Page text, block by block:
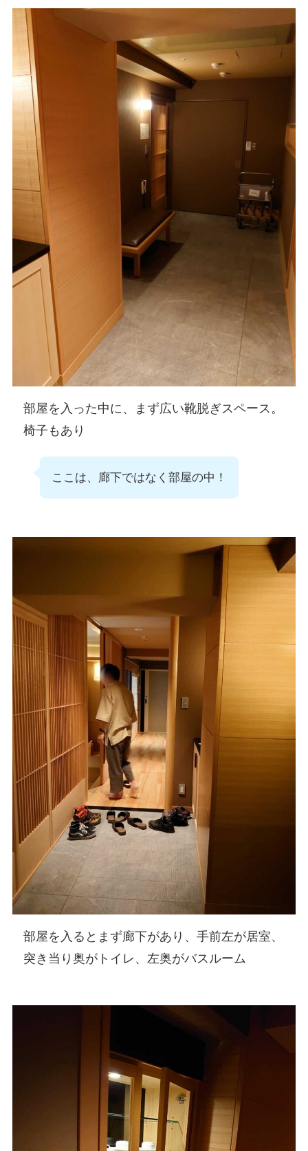
部屋を入った中に、まず広い靴脱ぎスペース。
椅子もあり
ここは、廊下ではなく部屋の中！
部屋を入るとまず廊下があり、手前左が居室、
突き当り奥がトイレ、左奥がバスルーム